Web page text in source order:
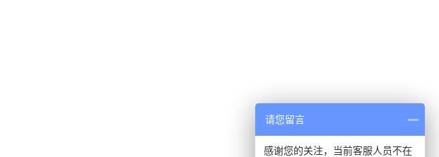
请您留言
感谢您的关注，当前客服人员不在